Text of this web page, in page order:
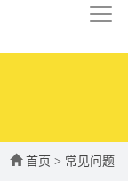
首页 > 常见问题